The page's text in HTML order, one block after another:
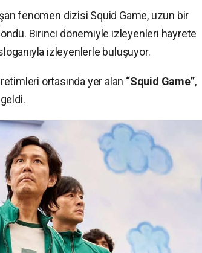
fenomen dizisi Squid Game, uzun bir
Birinci dönemiyle izleyenleri hayrete
izleyenlerle buluşuyor.
ortasında yer alan “Squid Game”,